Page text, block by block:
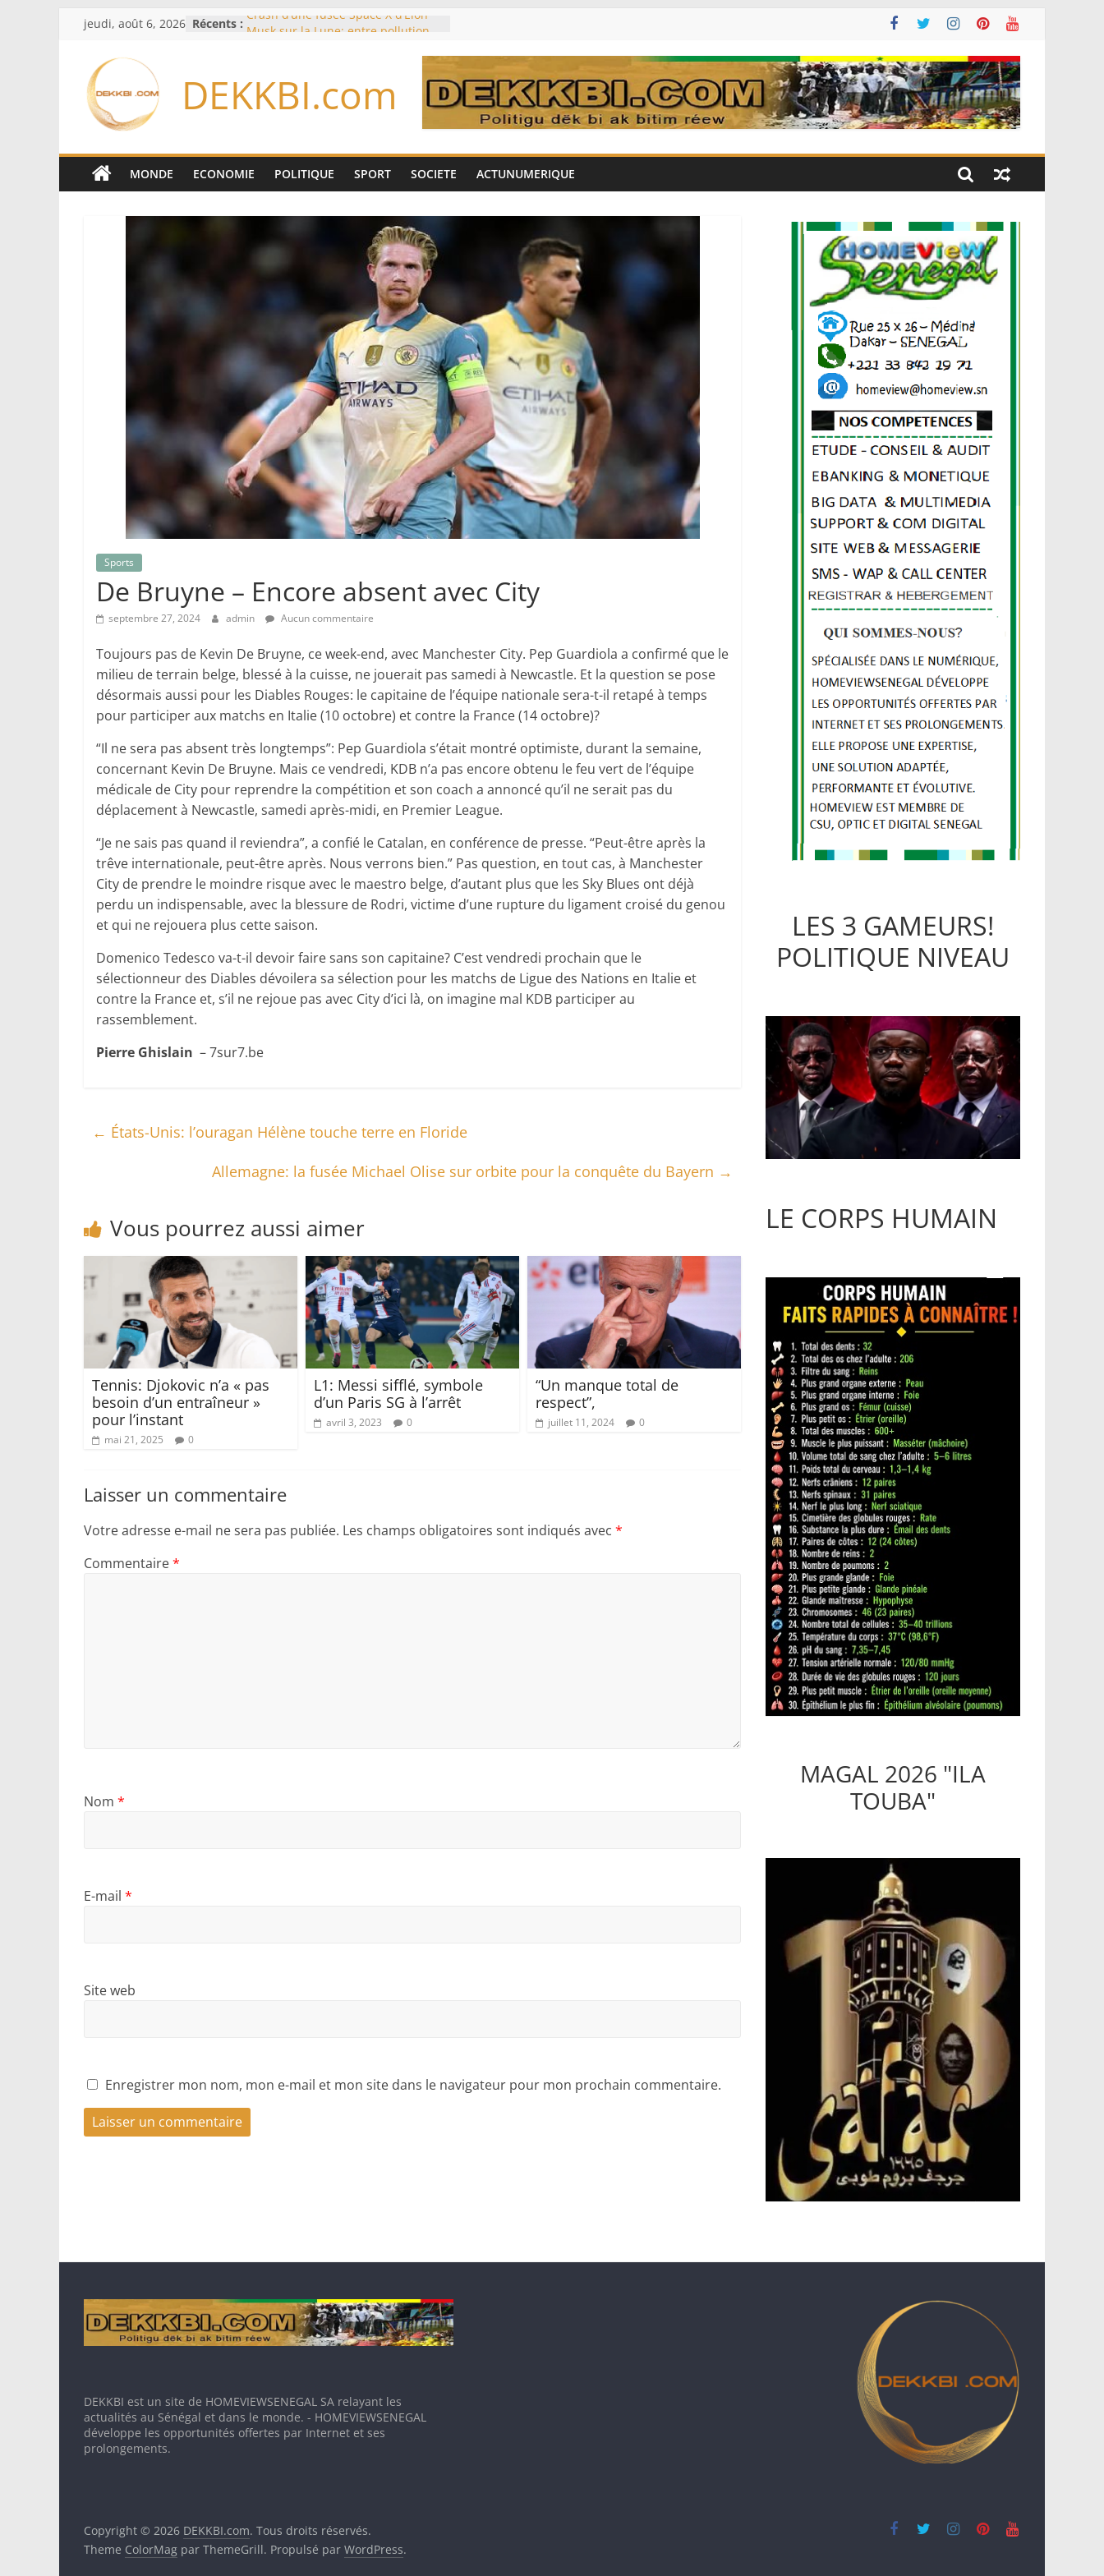
Passer
contenu
jeudi, août 6, 2026 Récents : Crash d’une fusée Space X d’Elon
Équipe nationale : Souleymane
Diallo devrait assurer l’intérim des
bancs africains : Sept
sélectionneurs sur 10 déjà partis
Sécheresse: Faut-il stocker l’eau?
75 côté espagnol, 11 côté marocain
DEKKBI.com
MONDE ECONOMIE POLITIQUE SPORT SOCIETE ACTUNUMERIQUE
Sports
De Bruyne – Encore absent avec City
septembre 27, 2024 admin Aucun commentaire
Toujours pas de Kevin De Bruyne, ce week-end, avec Manchester City. Pep Guardiola a confirmé que le
milieu de terrain belge, blessé à la cuisse, ne jouerait pas samedi à Newcastle. Et la question se pose
désormais aussi pour les Diables Rouges: le capitaine de l’équipe nationale sera-t-il retapé à temps
pour participer aux matchs en Italie (10 octobre) et contre la France (14 octobre)?
“Il ne sera pas absent très longtemps”: Pep Guardiola s’était montré optimiste, durant la semaine,
concernant Kevin De Bruyne. Mais ce vendredi, KDB n’a pas encore obtenu le feu vert de l’équipe
médicale de City pour reprendre la compétition et son coach a annoncé qu’il ne serait pas du
déplacement à Newcastle, samedi après-midi, en Premier League.
“Je ne sais pas quand il reviendra”, a confié le Catalan, en conférence de presse. “Peut-être après la
trêve internationale, peut-être après. Nous verrons bien.” Pas question, en tout cas, à Manchester
City de prendre le moindre risque avec le maestro belge, d’autant plus que les Sky Blues ont déjà
perdu un indispensable, avec la blessure de Rodri, victime d’une rupture du ligament croisé du genou
et qui ne rejouera plus cette saison.
Domenico Tedesco va-t-il devoir faire sans son capitaine? C’est vendredi prochain que le
sélectionneur des Diables dévoilera sa sélection pour les matchs de Ligue des Nations en Italie et
contre la France et, s’il ne rejoue pas avec City d’ici là, on imagine mal KDB participer au
rassemblement.
Pierre Ghislain – 7sur7.be
← États-Unis: l’ouragan Hélène touche terre en Floride
Allemagne: la fusée Michael Olise sur orbite pour la conquête du Bayern →
Vous pourrez aussi aimer
Tennis: Djokovic n’a « pas
besoin d’un entraîneur »
pour l’instant
mai 21, 2025 0
L1: Messi sifflé, symbole
d’un Paris SG à l’arrêt
avril 3, 2023 0
“Un manque total de
respect”,
juillet 11, 2024 0
Laisser un commentaire
Votre adresse e-mail ne sera pas publiée. Les champs obligatoires sont indiqués avec *
Commentaire*
Nom *
E-mail *
Site web
Enregistrer mon nom, mon e-mail et mon site dans le navigateur pour mon prochain commentaire.
LES 3 GAMEURS!
POLITIQUE NIVEAU
LE CORPS HUMAIN
MAGAL 2026 "ILA
TOUBA"
DEKKBI est un site de HOMEVIEWSENEGAL SA relayant les
actualités au Sénégal et dans le monde. - HOMEVIEWSENEGAL
développe les opportunités offertes par Internet et ses
prolongements.
Copyright © 2026 DEKKBI.com. Tous droits réservés.
Theme ColorMag par ThemeGrill. Propulsé par WordPress.